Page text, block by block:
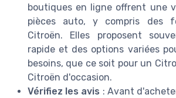
boutiques en ligne offrent une
pièces auto, y compris des
Citroën. Elles proposent
rapide et des options variées
besoins, que ce soit pour un
Citroën d'occasion.
Vérifiez les avis : Avant